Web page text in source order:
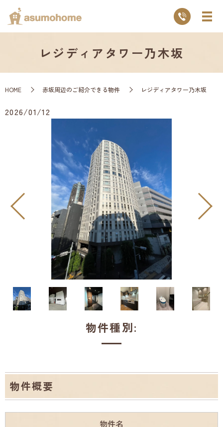
レジディアタワー乃木坂
HOME 赤坂周辺のご紹介できる物件 レジディアタワー乃木坂
2026/01/12
物件種別:
物件概要
物件名